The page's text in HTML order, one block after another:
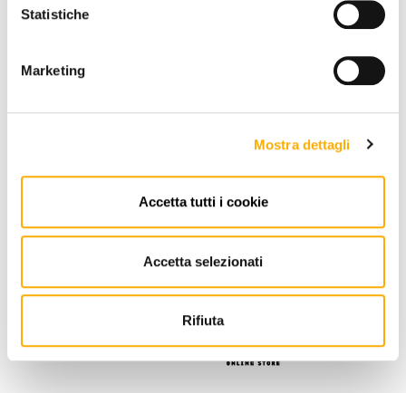
Statistiche
Marketing
Mostra dettagli
Accetta tutti i cookie
Accetta selezionati
Rifiuta
INFORMATION